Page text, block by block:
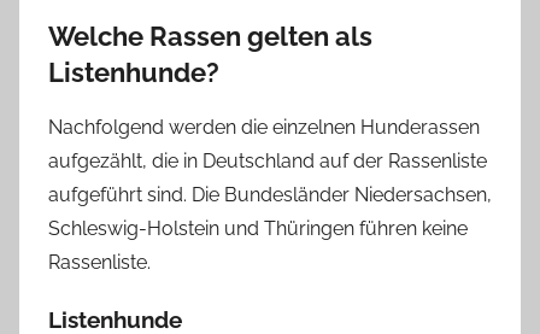
Welche Rassen gelten als
Listenhunde?
Nachfolgend werden die einzelnen Hunderassen
aufgezählt, die in Deutschland auf der Rassenliste
aufgeführt sind. Die Bundesländer Niedersachsen,
Schleswig-Holstein und Thüringen führen keine
Rassenliste.
Listenhunde